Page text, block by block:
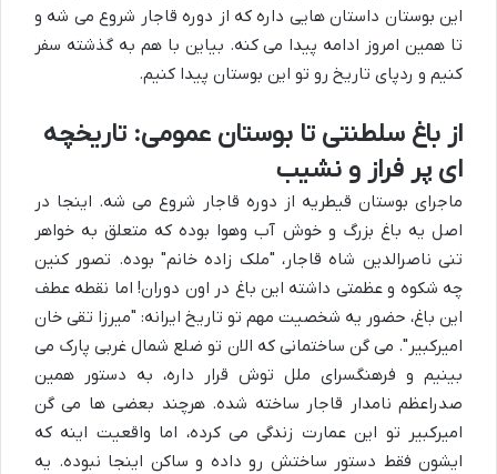
این بوستان داستان هایی داره که از دوره قاجار شروع می شه و
تا همین امروز ادامه پیدا می کنه. بیاین با هم به گذشته سفر
کنیم و ردپای تاریخ رو تو این بوستان پیدا کنیم.
از باغ سلطنتی تا بوستان عمومی: تاریخچه
ای پر فراز و نشیب
ماجرای بوستان قیطریه از دوره قاجار شروع می شه. اینجا در
اصل یه باغ بزرگ و خوش آب وهوا بوده که متعلق به خواهر
تنی ناصرالدین شاه قاجار، "ملک زاده خانم" بوده. تصور کنین
چه شکوه و عظمتی داشته این باغ در اون دوران! اما نقطه عطف
این باغ، حضور یه شخصیت مهم تو تاریخ ایرانه: "میرزا تقی خان
امیرکبیر". می گن ساختمانی که الان تو ضلع شمال غربی پارک می
بینیم و فرهنگسرای ملل توش قرار داره، به دستور همین
صدراعظم نامدار قاجار ساخته شده. هرچند بعضی ها می گن
امیرکبیر تو این عمارت زندگی می کرده، اما واقعیت اینه که
ایشون فقط دستور ساختش رو داده و ساکن اینجا نبوده. یه